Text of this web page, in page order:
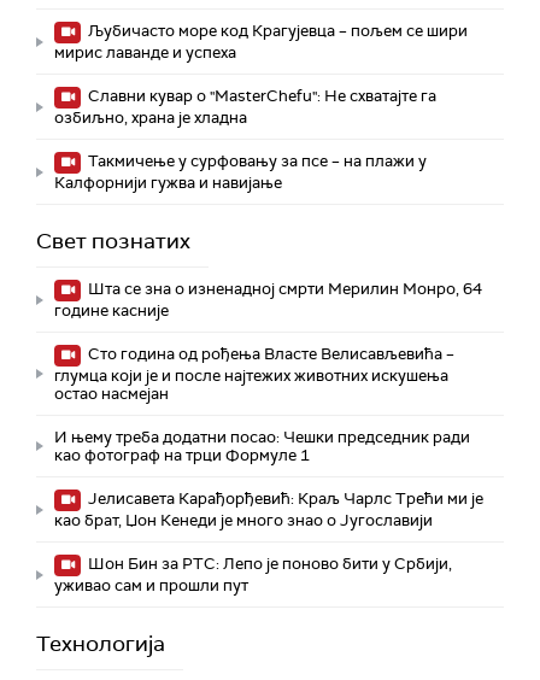
Љубичасто море код Крагујевца – пољем се шири
мирис лаванде и успеха
Славни кувар о "MasterChefu": Не схватајте га
озбиљно, храна је хладна
Такмичење у сурфовању за псе – на плажи у
Калфорнији гужва и навијање
Свет познатих
Шта се зна о изненадној смрти Мерилин Монро, 64
године касније
Сто година од рођења Власте Велисављевића –
глумца који је и после најтежих животних искушења
остао насмејан
И њему треба додатни посао: Чешки председник ради
као фотограф на трци Формуле 1
Јелисавета Карађорђевић: Краљ Чарлс Трећи ми је
као брат, Џон Кенеди је много знао о Југославији
Шон Бин за РТС: Лепо је поново бити у Србији,
уживао сам и прошли пут
Технологијa